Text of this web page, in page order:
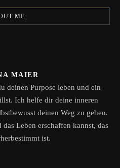
ME
MAIER
deinen Purpose leben und ein
Ich helfe dir deine inneren
deinen Weg zu gehen.
Leben erschaffen kannst, das
ist.